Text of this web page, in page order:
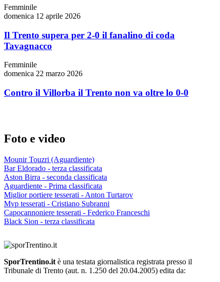
Femminile
domenica 12 aprile 2026
Il Trento supera per 2-0 il fanalino di coda
Tavagnacco
Femminile
domenica 22 marzo 2026
Contro il Villorba il Trento non va oltre lo 0-0
Foto e video
Mounir Touzri (Aguardiente)
Bar Eldorado - terza classificata
Aston Birra - seconda classificata
Aguardiente - Prima classificata
Miglior portiere tesserati - Anton Turtarov
Mvp tesserati - Cristiano Subranni
Capocannoniere tesserati - Federico Franceschi
Black Sion - terza classificata
SporTrentino.it è una testata giornalistica registrata presso il
Tribunale di Trento (aut. n. 1.250 del 20.04.2005) edita da: